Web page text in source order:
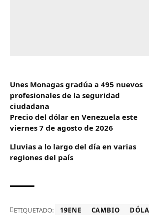
Unes Monagas gradúa a 495 nuevos
profesionales de la seguridad
ciudadana
Precio del dólar en Venezuela este
viernes 7 de agosto de 2026
Lluvias a lo largo del día en varias
regiones del país
ETIQUETADO: 19ENE CAMBIO